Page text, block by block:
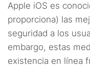
Apple iOS es
proporciona) las
seguridad a los
embargo, estas
existencia en línea
7.6. 6. Servicio al
11.2. Protección de
11.3. Acesso
11.4. Reportes de
13. Preguntas